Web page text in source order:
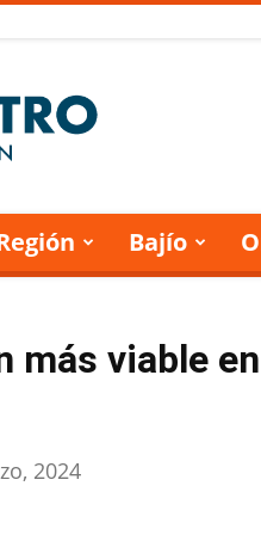
Bajío
más viable
2024